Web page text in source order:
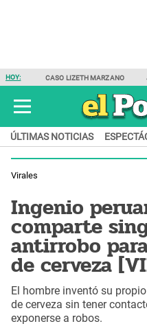
HOY: CASO LIZETH MARZANO
ÚLTIMAS NOTICIAS
Virales
Ingenio
comparte
antirrobo
de cerveza
El hombre inventó su
de cerveza sin tener
exponerse a robos.